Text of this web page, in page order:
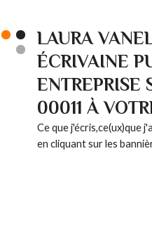
LAURA
ÉCRIVAINE
ENTREPRISE
00011 À
Ce que j'écris,ce(ux)que
en cliquant sur les